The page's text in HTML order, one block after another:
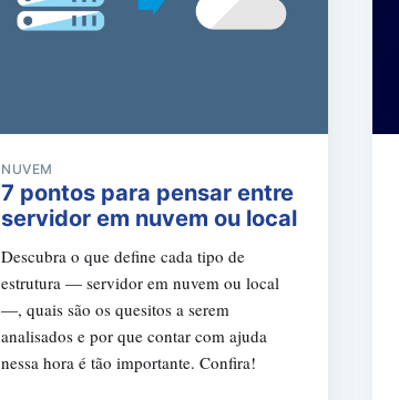
NUVEM
7 pontos para pensar entre
servidor em nuvem ou local
Descubra o que define cada tipo de
estrutura — servidor em nuvem ou local
—, quais são os quesitos a serem
analisados e por que contar com ajuda
nessa hora é tão importante. Confira!